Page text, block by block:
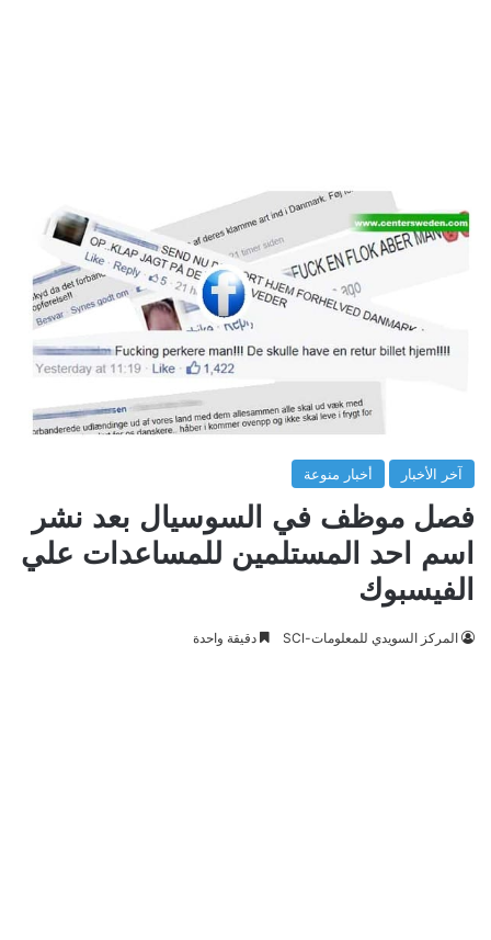
آخر الأخبار أخبار منوعة
فصل موظف في السوسيال بعد نشر
اسم احد المستلمين للمساعدات علي
الفيسبوك
المركز السويدي للمعلومات-SCI دقيقة واحدة